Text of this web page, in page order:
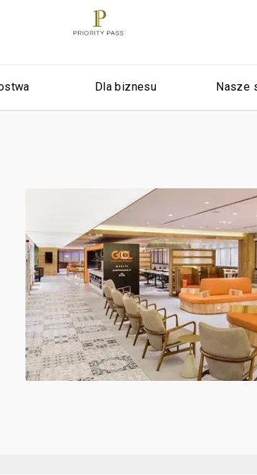
Dla biznesu Nasze